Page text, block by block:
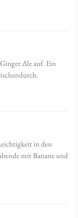
Ale auf. Ein
in den
mit Banane und